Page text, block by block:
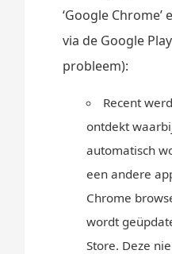
‘Google Chrome’
via de Google
probleem):
Recent
ontdekt
automatisch
een andere
Chrome
wordt
Store. Deze